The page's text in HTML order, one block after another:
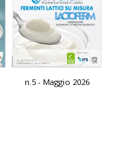
n.5 - Maggio 2026